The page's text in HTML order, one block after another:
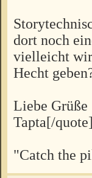
dort noch
vielleicht
Hecht
Liebe Grüße
Tapta[/quote]
"Catch the